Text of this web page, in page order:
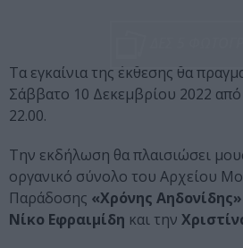
Τα εγκαίνια της έκθεσης θα
Σάββατο 10 Δεκεμβρίου 2022 από
22.00.
Την εκδήλωση θα πλαισιώσει
οργανικό σύνολο του Αρχείου
Παράδοσης «Χρόνης Αηδονίδης»
Νίκο Εφραιμίδη και την